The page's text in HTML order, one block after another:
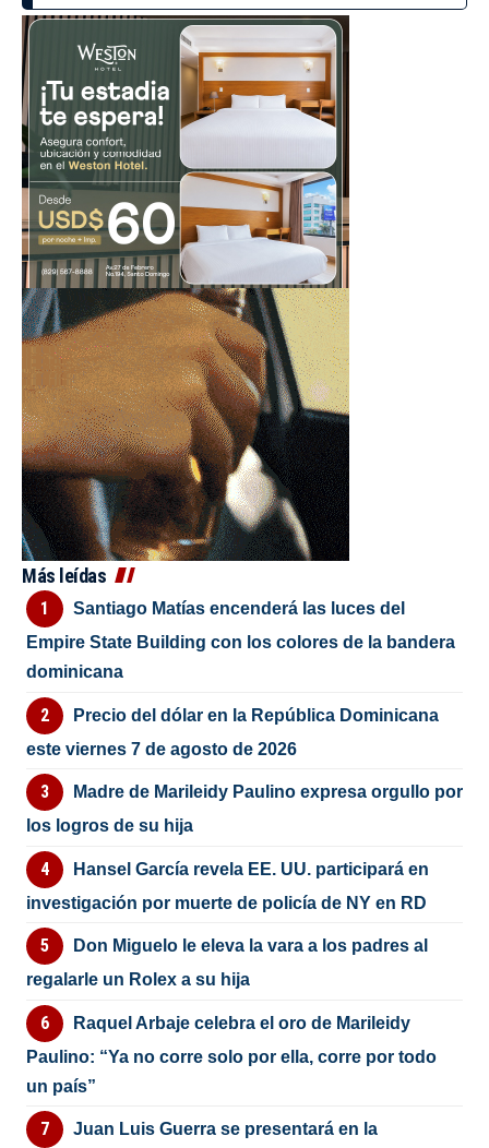
Más leídas
Santiago Matías encenderá las luces del
Empire State Building con los colores de la bandera
dominicana
Precio del dólar en la República Dominicana
este viernes 7 de agosto de 2026
Madre de Marileidy Paulino expresa orgullo por
los logros de su hija
Hansel García revela EE. UU. participará en
investigación por muerte de policía de NY en RD
Don Miguelo le eleva la vara a los padres al
regalarle un Rolex a su hija
Raquel Arbaje celebra el oro de Marileidy
Paulino: “Ya no corre solo por ella, corre por todo
un país”
Juan Luis Guerra se presentará en la